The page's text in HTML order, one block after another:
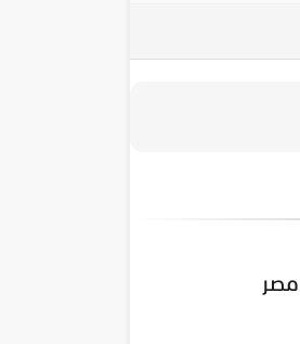
مصر